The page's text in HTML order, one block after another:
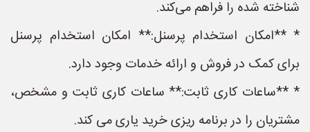
شناخته شده را فراهم می‌کند.
* **امکان استخدام پرسنل:** امکان استخدام پرسنل
برای کمک در فروش و ارائه خدمات وجود دارد.
* **ساعات کاری ثابت:** ساعات کاری ثابت و مشخص،
مشتریان را در برنامه ریزی خرید یاری می کند.